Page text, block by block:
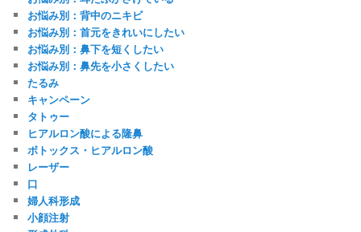
お悩み別：背中のニキビ
お悩み別：首元をきれいにしたい
お悩み別：鼻下を短くしたい
お悩み別：鼻先を小さくしたい
たるみ
キャンペーン
タトゥー
ヒアルロン酸による隆鼻
ボトックス・ヒアルロン酸
レーザー
口
婦人科形成
小顔注射